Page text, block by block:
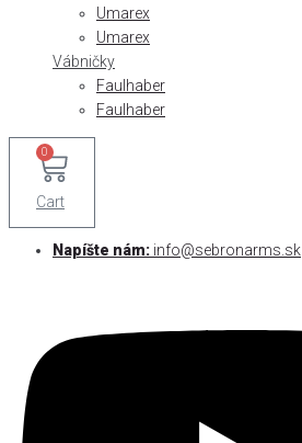
Umarex
Umarex
Vábničky
Faulhaber
Faulhaber
0
Cart
Napíšte nám: info@sebronarms.sk